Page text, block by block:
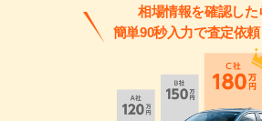
相場情報を確認した
簡単90秒入力で査定依頼